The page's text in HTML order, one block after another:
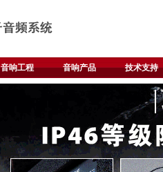
音响工程 音响产品 技术支持